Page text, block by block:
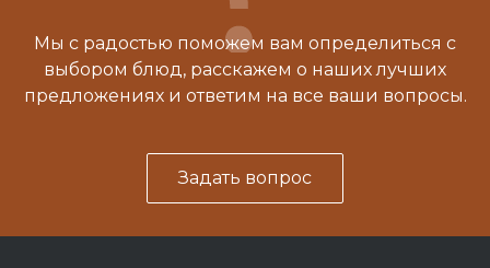
Мы с радостью поможем вам определиться с
выбором блюд, расскажем о наших лучших
предложениях и ответим на все ваши вопросы.
Задать вопрос